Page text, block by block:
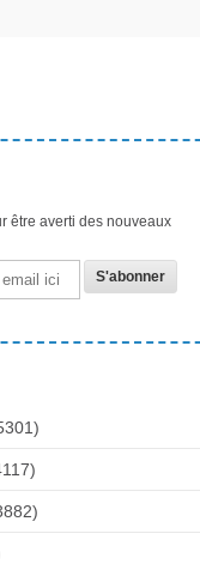
être averti des nouveaux